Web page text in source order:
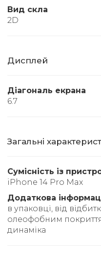
Вид скла
2D
Дисплей
Діагональ екрана
6.7
Загальні
Сумісність із
iPhone 14 Pro Max
Додаткова
в упаковці, від
олеофобним
динаміка